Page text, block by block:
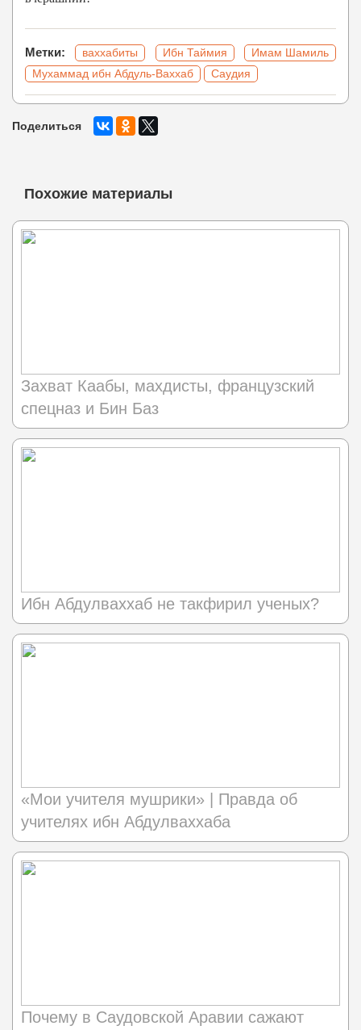
Метки: ваххабиты Ибн Таймия
Имам Шамиль
Мухаммад ибн Абдуль-Ваххаб
Саудия
Поделиться
Похожие материалы
Захват Каабы, махдисты, французский
спецназ и Бин Баз
Ибн Абдулваххаб не такфирил ученых?
«Мои учителя мушрики» | Правда об
учителях ибн Абдулваххаба
Почему в Саудовской Аравии сажают